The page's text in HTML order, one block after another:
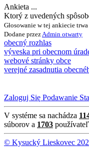
Ankieta ...
Ktorý z uvedených
Głosowanie w tej ankiecie
Dodane przezAdmin otwarty
obecný rozhlas
výveska pri obecnom
webové stránky obce
verejné zasadnutia
Zaloguj Się Podawanie
V systéme sa nachádza
súborov a 1703
© Kysucký Lieskovec